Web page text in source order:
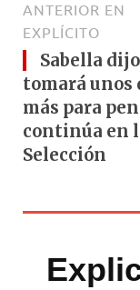
ANTERIOR EN
EXPLÍCITO
Sabella
tomará unos
más para
continúa en
Selección